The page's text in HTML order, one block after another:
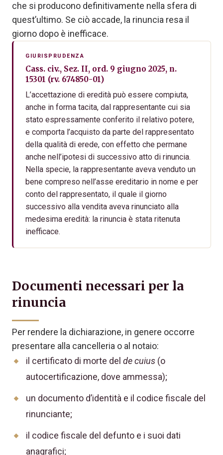
che si producono definitivamente nella sfera di
quest’ultimo. Se ciò accade, la rinuncia resa il
giorno dopo è inefficace.
GIURISPRUDENZA
Cass. civ., Sez. II, ord. 9 giugno 2025, n.
15301 (rv. 674850-01)
L’accettazione di eredità può essere compiuta,
anche in forma tacita, dal rappresentante cui sia
stato espressamente conferito il relativo potere,
e comporta l’acquisto da parte del rappresentato
della qualità di erede, con effetto che permane
anche nell’ipotesi di successivo atto di rinuncia.
Nella specie, la rappresentante aveva venduto un
bene compreso nell’asse ereditario in nome e per
conto del rappresentato, il quale il giorno
successivo alla vendita aveva rinunciato alla
medesima eredità: la rinuncia è stata ritenuta
inefficace.
Documenti necessari per la
rinuncia
Per rendere la dichiarazione, in genere occorre
presentare alla cancelleria o al notaio:
il certificato di morte del de cuius (o
autocertificazione, dove ammessa);
un documento d’identità e il codice fiscale del
rinunciante;
il codice fiscale del defunto e i suoi dati
anagrafici;